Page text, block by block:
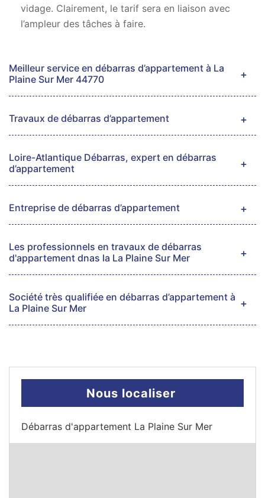
vidage. Clairement, le tarif sera en liaison avec
l’ampleur des tâches à faire.
Meilleur service en débarras d’appartement à La
Plaine Sur Mer 44770
Travaux de débarras d’appartement
Loire-Atlantique Débarras, expert en débarras
d’appartement
Entreprise de débarras d’appartement
Les professionnels en travaux de débarras
d'appartement dnas la La Plaine Sur Mer
Société très qualifiée en débarras d’appartement à
La Plaine Sur Mer
Nous localiser
Débarras d'appartement La Plaine Sur Mer